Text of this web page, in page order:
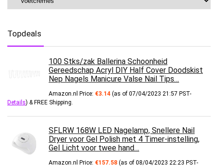
Topdeals
100 Stks/zak Ballerina Schoonheid
Gereedschap Acryl DIY Half Cover Doodskist
Nep Nagels Manicure Valse Nail Tips…
Amazon.nl Price: €3.14 (as of 07/04/2023 21:57 PST-
Details) &FREE Shipping.
SFLRW 168W LED Nagelamp, Snellere Nail
Dryer voor Gel Polish met 4 Timer-instelling,
Gel Licht voor twee hand…
Amazon.nl Price: €157.58 (as of 08/04/2023 22:23 PST-